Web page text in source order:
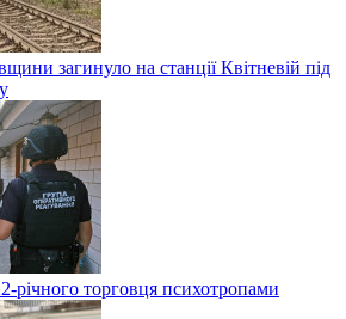
загинуло на станції Квітневій під
річного торговця психотропами